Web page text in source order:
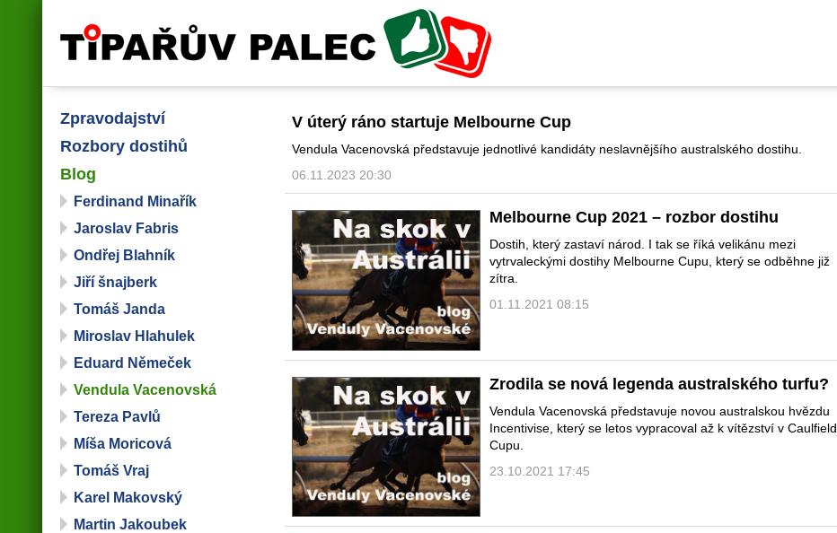
Tipařův palec
Zpravodajství
Rozbory dostihů
Blog
Ferdinand Minařík
Jaroslav Fabris
Ondřej Blahník
Jiří šnajberk
Tomáš Janda
Miroslav Hlahulek
Eduard Němeček
Vendula Vacenovská
Tereza Pavlů
Míša Moricová
Tomáš Vraj
Karel Makovský
Martin Jakoubek
V úterý ráno startuje Melbourne Cup
Vendula Vacenovská představuje jednotlivé kandidáty neslavnějšího australského dostihu.
06.11.2023 20:30
Melbourne Cup 2021 – rozbor dostihu
Dostih, který zastaví národ. I tak se říká velikánu mezi
vytrvaleckými dostihy Melbourne Cupu, který se odběhne již
zítra.
01.11.2021 08:15
Zrodila se nová legenda australského turfu?
Vendula Vacenovská představuje novou australskou hvězdu
Incentivise, který se letos vypracoval až k vítězství v Caulfield
Cupu.
23.10.2021 17:45